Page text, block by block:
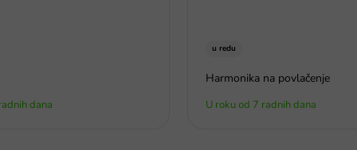
dana
u redu
Harmonika na povlačenje
U roku od 7 radnih dana